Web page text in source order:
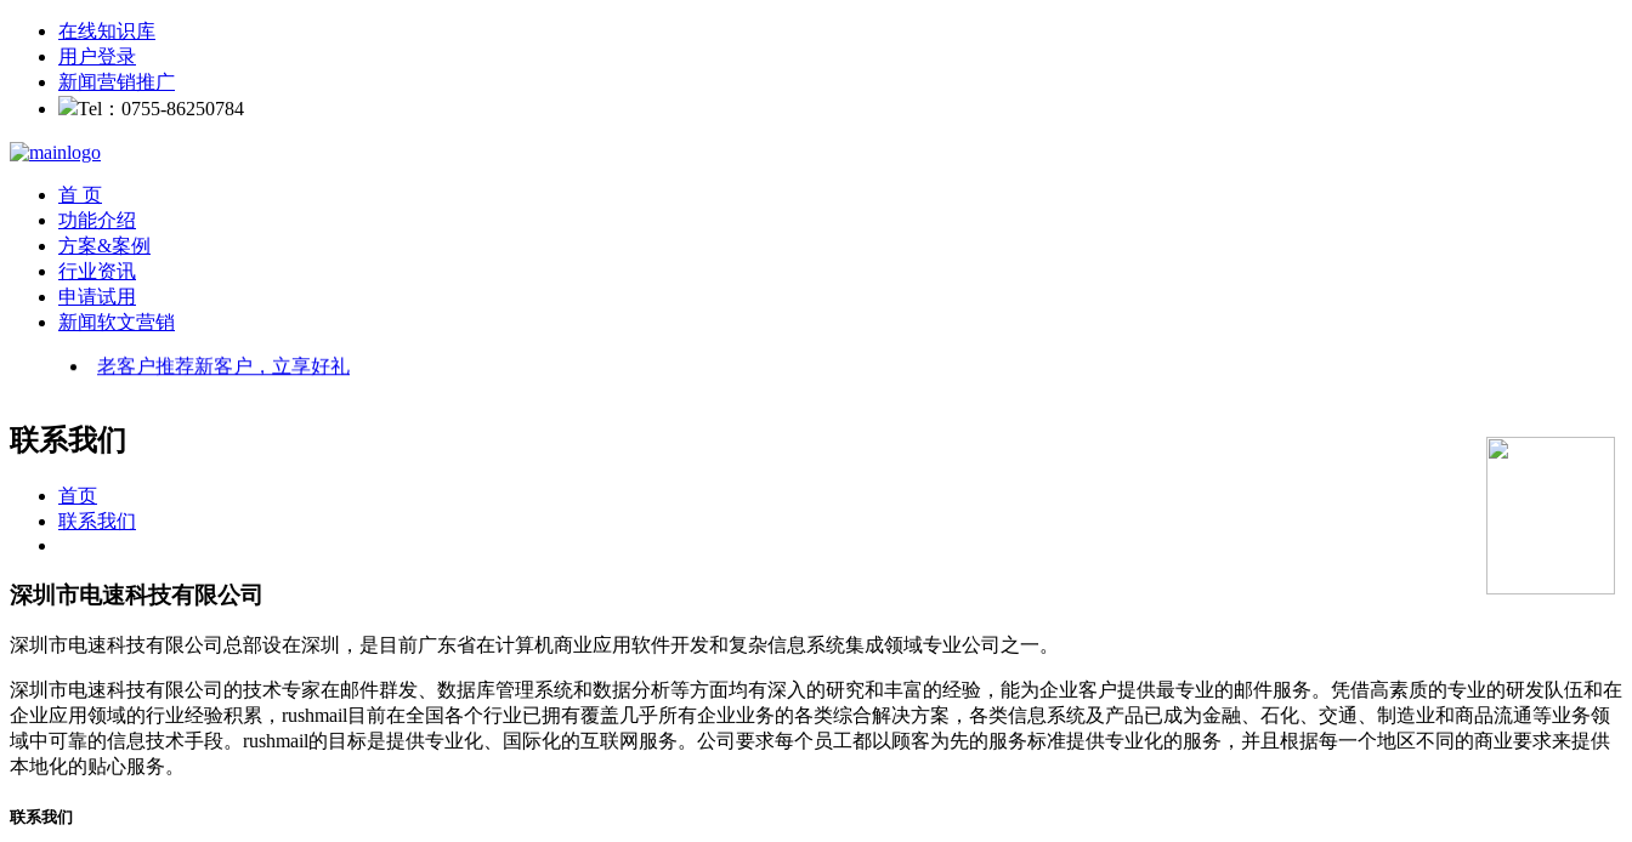
在线知识库
用户登录
新闻营销推广
Tel：0755-86250784
首 页
功能介绍
方案&案例
行业资讯
申请试用
新闻软文营销
老客户推荐新客户，立享好礼
联系我们
首页
联系我们
深圳市电速科技有限公司
深圳市电速科技有限公司总部设在深圳，是目前广东省在计算机商业应用软件开发和复杂信息系统集成领域专业公司之一。
深圳市电速科技有限公司的技术专家在邮件群发、数据库管理系统和数据分析等方面均有深入的研究和丰富的经验，能为企业客户提供最专业的邮件服务。凭借高素质的专业的研发队伍和在
企业应用领域的行业经验积累，rushmail目前在全国各个行业已拥有覆盖几乎所有企业业务的各类综合解决方案，各类信息系统及产品已成为金融、石化、交通、制造业和商品流通等业务领
域中可靠的信息技术手段。rushmail的目标是提供专业化、国际化的互联网服务。公司要求每个员工都以顾客为先的服务标准提供专业化的服务，并且根据每一个地区不同的商业要求来提供
本地化的贴心服务。
联系我们